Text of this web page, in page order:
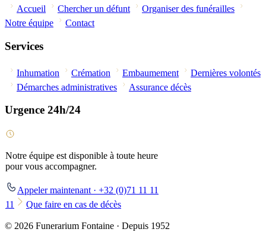
Accueil Chercher un défunt
Organiser des funérailles
Notre équipe
Contact
Services
Inhumation Crémation Embaumement
Dernières volontés
Démarches administratives
Assurance décès
Urgence 24h/24
Notre équipe est disponible à toute heure
pour vous accompagner.
Appeler maintenant · +32 (0)71 11 11
11
Que faire en cas de décès
© 2026 Funerarium Fontaine · Depuis 1952